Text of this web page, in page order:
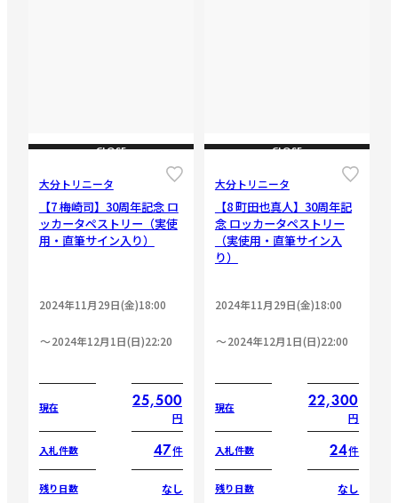
CLOSE
大分トリニータ
【7 梅崎司】30周年記念 ロ
ッカータペストリー（実使
用・直筆サイン入り）
2024年11月29日(金)18:00
2024年12月1日(日)22:20
現在 25,500
円
入札件数 47件
残り日数 なし
CLOSE
大分トリニータ
【8 町田也真人】30周年記
念 ロッカータペストリー
（実使用・直筆サイン入
り）
2024年11月29日(金)18:00
2024年12月1日(日)22:00
現在 22,300
円
入札件数 24件
残り日数 なし